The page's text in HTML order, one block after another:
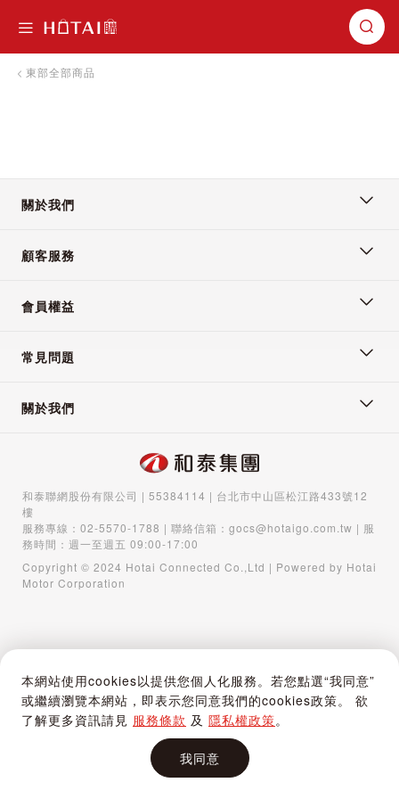
本網站使用cookies以提供您個人化服務。若您點選“我同意”
或繼續瀏覽本網站，即表示您同意我們的cookies政策。 欲
了解更多資訊請見 服務條款 及 隱私權政策。
我同意
購物車
東部全部商品
關於我們
顧客服務
會員權益
常見問題
關於我們
和泰聯網股份有限公司 | 55384114 | 台北市中山區松江路433號12
樓
服務專線： 02-5570-1788 | 聯絡信箱： gocs@hotaigo.com.tw | 服
務時間：週一至週五 09:00-17:00
Copyright © 2024 Hotai Connected Co.,Ltd | Powered by Hotai
Motor Corporation